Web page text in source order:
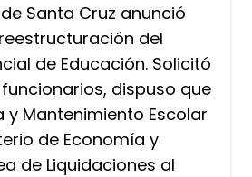
Santa Cruz anunció
del
de Educación. Solicitó
dispuso que
Mantenimiento Escolar
de Economía y
de Liquidaciones al